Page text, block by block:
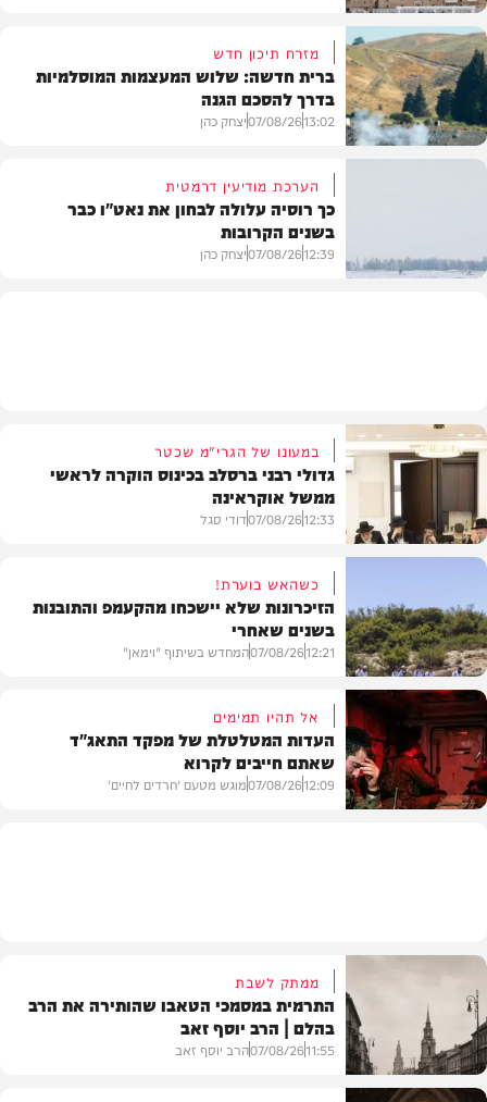
מזג האוויר
מזרח תיכון חדש
ברית חדשה: שלוש המעצמות המוסלמיות
בדרך להסכם הגנה
13:02
07/08/26יצחק כהן
הערכת מודיעין דרמטית
כך רוסיה עלולה לבחון את נאט"ו כבר
בשנים הקרובות
12:39
07/08/26יצחק כהן
חרדים
במעונו של הגרי"מ שכטר
גדולי רבני ברסלב בכינוס הוקרה לראשי
ממשל אוקראינה
12:33
07/08/26דודי סגל
וידאו
כשהאש בוערת!
הזיכרונות שלא יישכחו מהקעמפ והתובנות
בשנים שאחרי
12:21
07/08/26המחדש בשיתוף "וימאן"
אל תהיו תמימים
העדות המטלטלת של מפקד התאג"ד
שאתם חייבים לקרוא
12:09
07/08/26מוגש מטעם 'חרדים לחיים'
ממתק לשבת
התרמית במסמכי הטאבו שהותירה את הרב
בהלם | הרב יוסף זאב
11:55
07/08/26הרב יוסף זאב